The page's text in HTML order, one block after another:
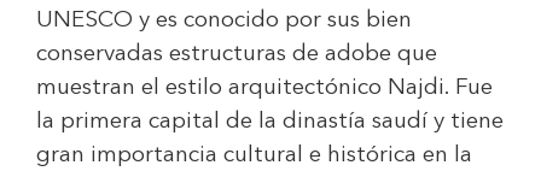
UNESCO y es conocido por sus bien
conservadas estructuras de adobe que
muestran el estilo arquitectónico Najdi. Fue
la primera capital de la dinastía saudí y tiene
gran importancia cultural e histórica en la